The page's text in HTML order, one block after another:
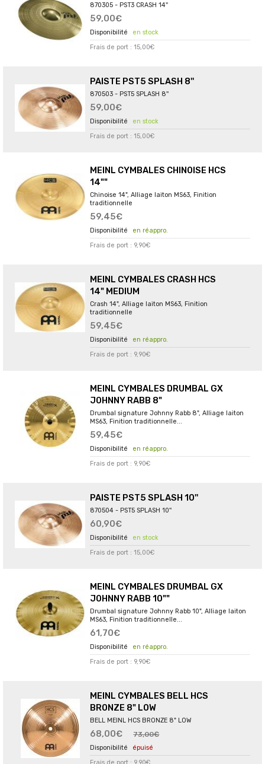
870305 - PST3 CRASH 14''
59,00€
en stock
Frais de port : 15,00€
PAISTE PST5 SPLASH 8''
870503 - PST5 SPLASH 8''
59,00€
en stock
Frais de port : 15,00€
MEINL CYMBALES CHINOISE HCS
14""
Chinoise 14", Alliage laiton MS63, Finition
traditionnelle
59,45€
en réappro.
Frais de port : 9,90€
MEINL CYMBALES CRASH HCS
14" MEDIUM
Crash 14", Alliage laiton MS63, Finition
traditionnelle
59,45€
en réappro.
Frais de port : 9,90€
MEINL CYMBALES DRUMBAL GX
JOHNNY RABB 8"
Drumbal signature Johnny Rabb 8", Alliage laiton
MS63, Finition traditionnelle...
59,45€
en réappro.
Frais de port : 9,90€
PAISTE PST5 SPLASH 10''
870504 - PST5 SPLASH 10''
60,90€
en stock
Frais de port : 15,00€
MEINL CYMBALES DRUMBAL GX
JOHNNY RABB 10""
Drumbal signature Johnny Rabb 10", Alliage laiton
MS63, Finition traditionnelle...
61,70€
en réappro.
Frais de port : 9,90€
MEINL CYMBALES BELL HCS
BRONZE 8" LOW
BELL MEINL HCS BRONZE 8" LOW
68,00€ 73,00€
épuisé